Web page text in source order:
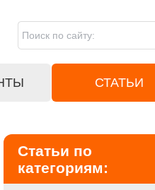
СТАТЬИ
Статьи по
категориям: